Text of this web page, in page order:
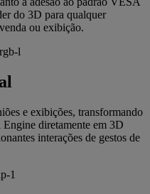
do 3D para qualquer
ou exibição.
e exibições, transformando
Engine diretamente em 3D
interações de gestos de